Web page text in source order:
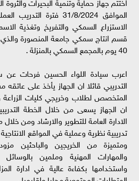
الموافق 31/8/2024 فترة
الاستزراع السمكي والتفريخ وتغذية
قسم انتاج سمكي جامعة المنصورة والذي
40 يوم بالمجمع السمكي بالمنزلة .
اعرب سيادة اللواء الحسين فرحات عن
التدريبي قائلا ان الجهاز يأخذ على عاتقه
المتخصص لطلاب وخريجي كليات الزراعة
ان الجهاز يسعى من خلال الخطة
الادارة العامة للتطوير والارشاد ومن
تدريبية نظرية وعملية في المواقع
ومتميزة من الخريجين والباحثين
والمهارات المهنية وملمين بالوسائل
واستخدامها بكفاءة عالية في ادارة